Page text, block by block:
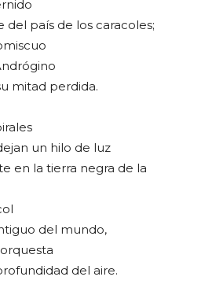
del país de los caracoles;
mitad perdida.
un hilo de luz
en la tierra negra de la
del mundo,
del aire.